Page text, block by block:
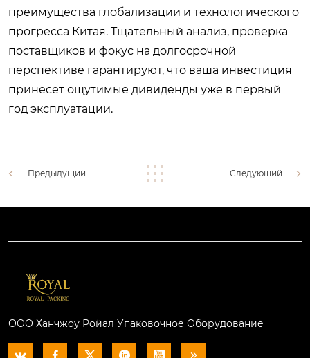
преимущества глобализации и технологического
прогресса Китая. Тщательный анализ, проверка
поставщиков и фокус на долгосрочной
перспективе гарантируют, что ваша инвестиция
принесет ощутимые дивиденды уже в первый
год эксплуатации.
Предыдущий Следующий
ООО Ханчжоу Ройал Упаковочное Оборудование
     